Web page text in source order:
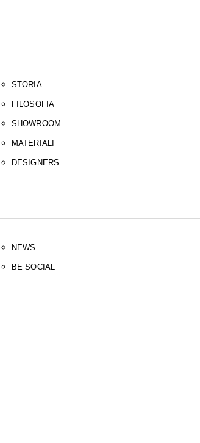
STORIA
FILOSOFIA
SHOWROOM
MATERIALI
DESIGNERS
NEWS
BE SOCIAL